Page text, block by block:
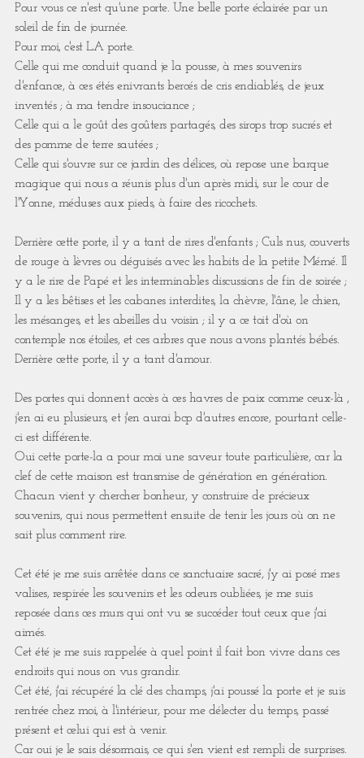
Pour vous ce n'est qu'une porte. Une belle porte éclairée par un
soleil de fin de journée. ⁣
Pour moi, c'est LA porte. ⁣
Celle qui me conduit quand je la pousse, à mes souvenirs
d'enfance, à ces étés enivrants bercés de cris endiablés, de jeux
inventés ; à ma tendre insouciance ; ⁣
Celle qui a le goût des goûters partagés, des sirops trop sucrés et
des pomme de terre sautées ;⁣
Celle qui s'ouvre sur ce jardin des délices, où repose une barque
magique qui nous a réunis plus d'un après midi, sur le cour de
l'Yonne, méduses aux pieds, à faire des ricochets. ⁣
Derrière cette porte, il y a tant de rires d'enfants ; Culs nus, couverts
de rouge à lèvres ou déguisés avec les habits de la petite Mémé. Il
y a le rire de Papé et les interminables discussions de fin de soirée ;
Il y a les bêtises et les cabanes interdites, la chèvre, l'âne, le chien,
les mésanges, et les abeilles du voisin ; il y a ce toit d'où on
contemple nos étoiles, et ces arbres que nous avons plantés bébés. ⁣
Derrière cette porte, il y a tant d'amour. ⁣
Des portes qui donnent accès à ces havres de paix comme ceux-là ,
j'en ai eu plusieurs, et j'en aurai bcp d'autres encore, pourtant celle-
ci est différente. ⁣
Oui cette porte-la a pour moi une saveur toute particulière, car la
clef de cette maison est transmise de génération en génération.
Chacun vient y chercher bonheur, y construire de précieux
souvenirs, qui nous permettent ensuite de tenir les jours où on ne
sait plus comment rire. ⁣
Cet été je me suis arrêtée dans ce sanctuaire sacré, j'y ai posé mes
valises, respirée les souvenirs et les odeurs oubliées, je me suis
reposée dans ces murs qui ont vu se succéder tout ceux que j'ai
aimés. ⁣
Cet été je me suis rappelée à quel point il fait bon vivre dans ces
endroits qui nous on vus grandir. ⁣
Cet été, j'ai récupéré la clé des champs, j'ai poussé la porte et je suis
rentrée chez moi, à l'intérieur, pour me délecter du temps, passé
présent et celui qui est à venir. ⁣
Car oui je le sais désormais, ce qui s'en vient est rempli de surprises. ⁣